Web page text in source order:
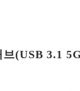
브(USB 3.1